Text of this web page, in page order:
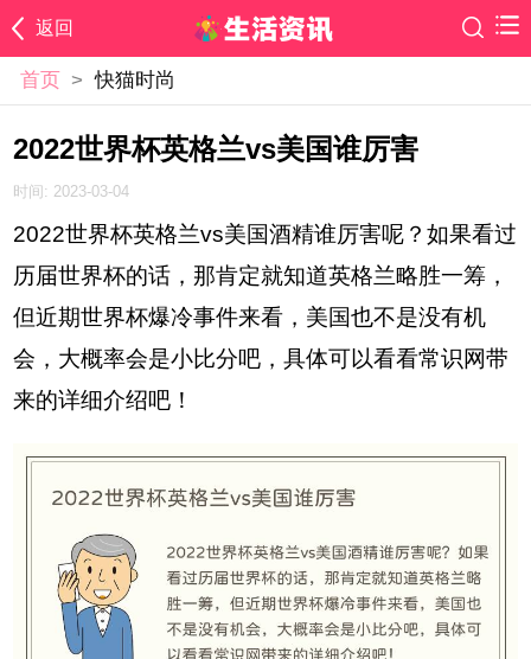
返回
首页 > 快猫时尚
2022世界杯英格兰vs美国谁厉害
时间: 2023-03-04
2022世界杯英格兰vs美国酒精谁厉害呢？如果看过
历届世界杯的话，那肯定就知道英格兰略胜一筹，
但近期世界杯爆冷事件来看，美国也不是没有机
会，大概率会是小比分吧，具体可以看看常识网带
来的详细介绍吧！